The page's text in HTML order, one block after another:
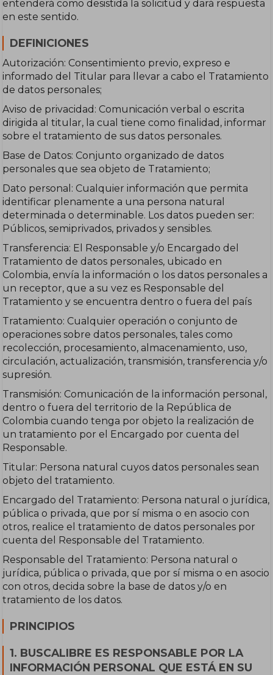
entenderá como desistida la solicitud y dará respuesta
en este sentido.
DEFINICIONES
Autorización: Consentimiento previo, expreso e
informado del Titular para llevar a cabo el Tratamiento
de datos personales;
Aviso de privacidad: Comunicación verbal o escrita
dirigida al titular, la cual tiene como finalidad, informar
sobre el tratamiento de sus datos personales.
Base de Datos: Conjunto organizado de datos
personales que sea objeto de Tratamiento;
Dato personal: Cualquier información que permita
identificar plenamente a una persona natural
determinada o determinable. Los datos pueden ser:
Públicos, semiprivados, privados y sensibles.
Transferencia: El Responsable y/o Encargado del
Tratamiento de datos personales, ubicado en
Colombia, envía la información o los datos personales a
un receptor, que a su vez es Responsable del
Tratamiento y se encuentra dentro o fuera del país
Tratamiento: Cualquier operación o conjunto de
operaciones sobre datos personales, tales como
recolección, procesamiento, almacenamiento, uso,
circulación, actualización, transmisión, transferencia y/o
supresión.
Transmisión: Comunicación de la información personal,
dentro o fuera del territorio de la República de
Colombia cuando tenga por objeto la realización de
un tratamiento por el Encargado por cuenta del
Responsable.
Titular: Persona natural cuyos datos personales sean
objeto del tratamiento.
Encargado del Tratamiento: Persona natural o jurídica,
pública o privada, que por sí misma o en asocio con
otros, realice el tratamiento de datos personales por
cuenta del Responsable del Tratamiento.
Responsable del Tratamiento: Persona natural o
jurídica, pública o privada, que por sí misma o en asocio
con otros, decida sobre la base de datos y/o en
tratamiento de los datos.
PRINCIPIOS
1. BUSCALIBRE ES RESPONSABLE POR LA
INFORMACIÓN PERSONAL QUE ESTÁ EN SU